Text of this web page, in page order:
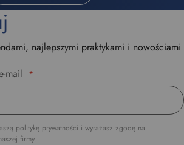
najlepszymi praktykami i nowościami
mail *
politykę prywatności i wyrażasz zgodę na
firmy.